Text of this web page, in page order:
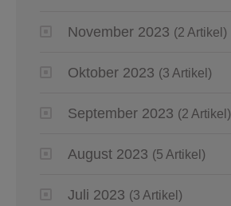
November 2023 (2 Artikel)
Oktober 2023 (3 Artikel)
September 2023 (2 Artikel)
August 2023 (5 Artikel)
Juli 2023 (3 Artikel)